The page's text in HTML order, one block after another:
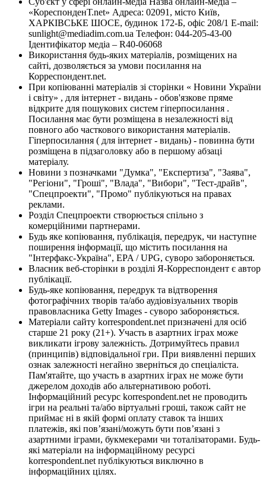
«КореспонденТ.net» Адреса: 02091, місто Київ,
ХАРКІВСЬКЕ ШОСЕ, будинок 172-Б, офіс 208/1 E-mail:
sunlight@mediadim.com.ua Телефон: 044-205-43-00
Ідентифікатор медіа – R40-06068
Використання будь-яких матеріалів, розміщених на
сайті, дозволяється за умови посилання на
Корреспондент.net.
При копіюванні матеріалів зі сторінки « Новини України
і світу» , для інтернет - видань - обов'язкове пряме
відкрите для пошукових систем гіперпосилання .
Посилання має бути розміщена в незалежності від
повного або часткового використання матеріалів.
Гіперпосилання ( для інтернет - видань) - повинна бути
розміщена в підзаголовку або в першому абзаці
матеріалу.
Новини з позначками "Думка", "Експертиза", "Заява",
"Регіони", "Гроші", "Влада", "Вибори", "Тест-драйв",
"Спецпроекти", "Промо" публікуються на правах
реклами.
Розділ Спецпроекти створюється спільно з
комерційними партнерами.
Будь яке копіювання, публікація, передрук, чи наступне
поширення інформації, що містить посилання на
"Інтерфакс-Україна", EPA / UPG, суворо забороняється.
Власник веб-сторінки в розділі Я-Корреспондент є автор
публікації.
Будь-яке копіювання, передрук та відтворення
фотографічних творів та/або аудіовізуальних творів
правовласника Getty Images - суворо забороняється.
Матеріали сайту korrespondent.net призначені для осіб
старше 21 року (21+). Участь в азартних іграх може
викликати ігрову залежність. Дотримуйтесь правил
(принципів) відповідальної гри. При виявленні перших
ознак залежності негайно зверніться до спеціаліста.
Пам'ятайте, що участь в азартних іграх не може бути
джерелом доходів або альтернативою роботі.
Інформаційний ресурс korrespondent.net не проводить
ігри на реальні та/або віртуальні гроші, також сайт не
приймає ні в якій формі оплату ставок та інших
платежів, які пов’язані/можуть бути пов’язані з
азартними іграми, букмекерами чи тоталізаторами. Будь-
які матеріали на інформаційному ресурсі
korrespondent.net публікуються виключно в
інформаційних цілях.